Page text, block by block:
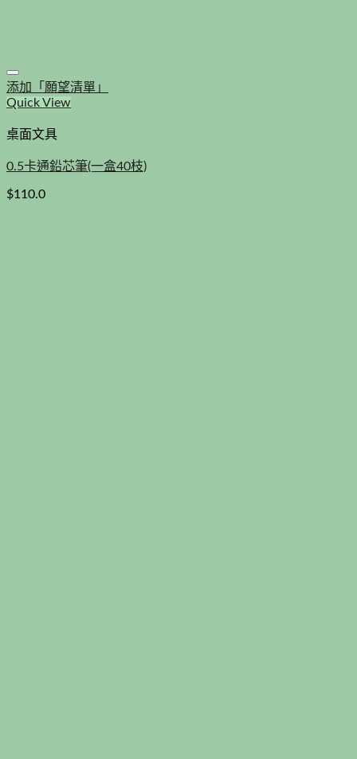
添加「願望清單」
Quick View
桌面文具
0.5卡通鉛芯筆(一盒40枝)
$110.0